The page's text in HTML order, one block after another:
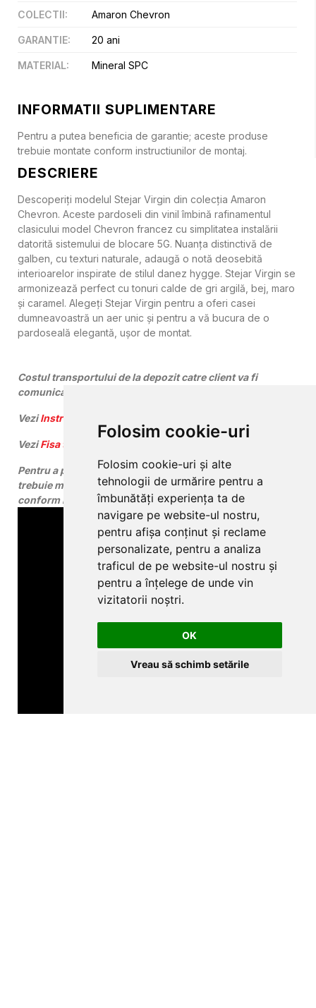
Folosim cookie-uri
Folosim cookie-uri și alte
tehnologii de urmărire pentru a
îmbunătăți experiența ta de
navigare pe website-ul nostru,
pentru afișa conținut și reclame
personalizate, pentru a analiza
traficul de pe website-ul nostru și
pentru a înțelege de unde vin
vizitatorii noștri.
OK
Vreau să schimb setările
DESCRIERE
Descoperiți modelul Stejar Virgin din colecția Amaron
Chevron. Aceste pardoseli din vinil îmbină rafinamentul
clasicului model Chevron francez cu simplitatea instalării
datorită sistemului de blocare 5G. Nuanța distinctivă de
galben, cu texturi naturale, adaugă o notă deosebită
interioarelor inspirate de stilul danez hygge. Stejar Virgin se
armonizează perfect cu tonuri calde de gri argilă, bej, maro
și caramel. Alegeți Stejar Virgin pentru a oferi casei
dumneavoastră un aer unic și pentru a vă bucura de o
pardoseală elegantă, ușor de montat.
Costul transportului de la depozit catre client va fi
comunicat pentru fiecare comanda in parte.
VeziInstructiunile de montaj
VeziFisa tehnica
Pentru a putea beneficia de garantie, aceste produse
trebuie montate cusubstratul Arbiton corespunzator si
conform instructiunilor de montaj.
COLECTII: Amaron Chevron
GARANTIE: 20 ani
MATERIAL: Mineral SPC
INFORMATII SUPLIMENTARE
Pentru a putea beneficia de garantie; aceste produse
trebuie montate conform instructiunilor de montaj.